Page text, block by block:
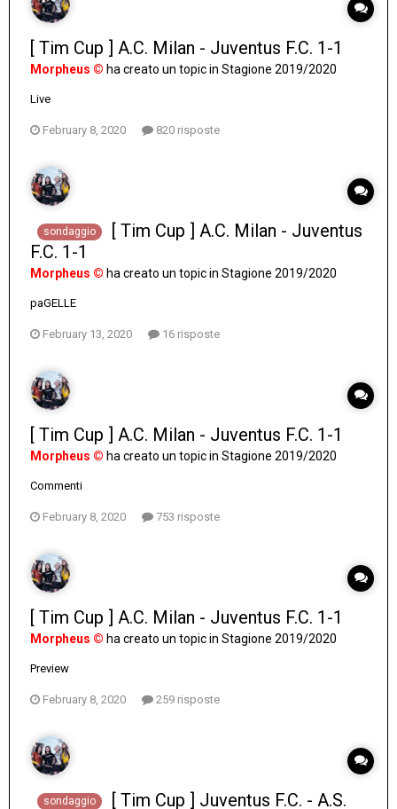
[ Tim Cup ] A.C. Milan - Juventus F.C. 1-1
Morpheus © ha creato un topic in Stagione 2019/2020
Live
February 8, 2020 820 risposte
sondaggio
[ Tim Cup ] A.C. Milan - Juventus
F.C. 1-1
Morpheus © ha creato un topic in Stagione 2019/2020
paGELLE
February 13, 2020 16 risposte
[ Tim Cup ] A.C. Milan - Juventus F.C. 1-1
Morpheus © ha creato un topic in Stagione 2019/2020
Commenti
February 8, 2020 753 risposte
[ Tim Cup ] A.C. Milan - Juventus F.C. 1-1
Morpheus © ha creato un topic in Stagione 2019/2020
Preview
February 8, 2020 259 risposte
sondaggio [ Tim Cup ] Juventus F.C. - A.S.